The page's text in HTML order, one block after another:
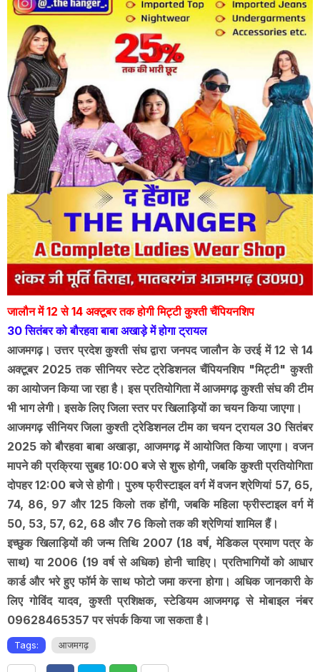
जालौन में 12 से 14 अक्टूबर तक होगी मिट्टी कुश्ती चैंपियनशिप
30 सितंबर को बौरहवा बाबा अखाड़े में होगा ट्रायल
आजमगढ़। उत्तर प्रदेश कुश्ती संघ द्वारा जनपद जालौन के उरई में 12 से 14
अक्टूबर 2025 तक सीनियर स्टेट ट्रेडिशनल चैंपियनशिप "मिट्टी" कुश्ती
का आयोजन किया जा रहा है। इस प्रतियोगिता में आजमगढ़ कुश्ती संघ की टीम
भी भाग लेगी। इसके लिए जिला स्तर पर खिलाड़ियों का चयन किया जाएगा।
आजमगढ़ सीनियर जिला कुश्ती ट्रेडिशनल टीम का चयन ट्रायल 30 सितंबर
2025 को बौरहवा बाबा अखाड़ा, आजमगढ़ में आयोजित किया जाएगा। वजन
मापने की प्रक्रिया सुबह 10:00 बजे से शुरू होगी, जबकि कुश्ती प्रतियोगिता
दोपहर 12:00 बजे से होगी। पुरुष फ्रीस्टाइल वर्ग में वजन श्रेणियां 57, 65,
74, 86, 97 और 125 किलो तक होंगी, जबकि महिला फ्रीस्टाइल वर्ग में
50, 53, 57, 62, 68 और 76 किलो तक की श्रेणियां शामिल हैं।
इच्छुक खिलाड़ियों की जन्म तिथि 2007 (18 वर्ष, मेडिकल प्रमाण पत्र के
साथ) या 2006 (19 वर्ष से अधिक) होनी चाहिए। प्रतिभागियों को आधार
कार्ड और भरे हुए फॉर्म के साथ फोटो जमा करना होगा। अधिक जानकारी के
लिए गोविंद यादव, कुश्ती प्रशिक्षक, स्टेडियम आजमगढ़ से मोबाइल नंबर
09628465357 पर संपर्क किया जा सकता है।
Tags: आजमगढ़